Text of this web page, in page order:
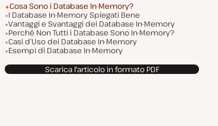
Cosa Sono i Database In-Memory?
I Database In-Memory Spiegati Bene
Vantaggi e Svantaggi dei Database In-Memory
Perché Non Tutti i Database Sono In-Memory?
Casi d’Uso dei Database In-Memory
Esempi di Database In-Memory
Scarica l'articolo in formato PDF